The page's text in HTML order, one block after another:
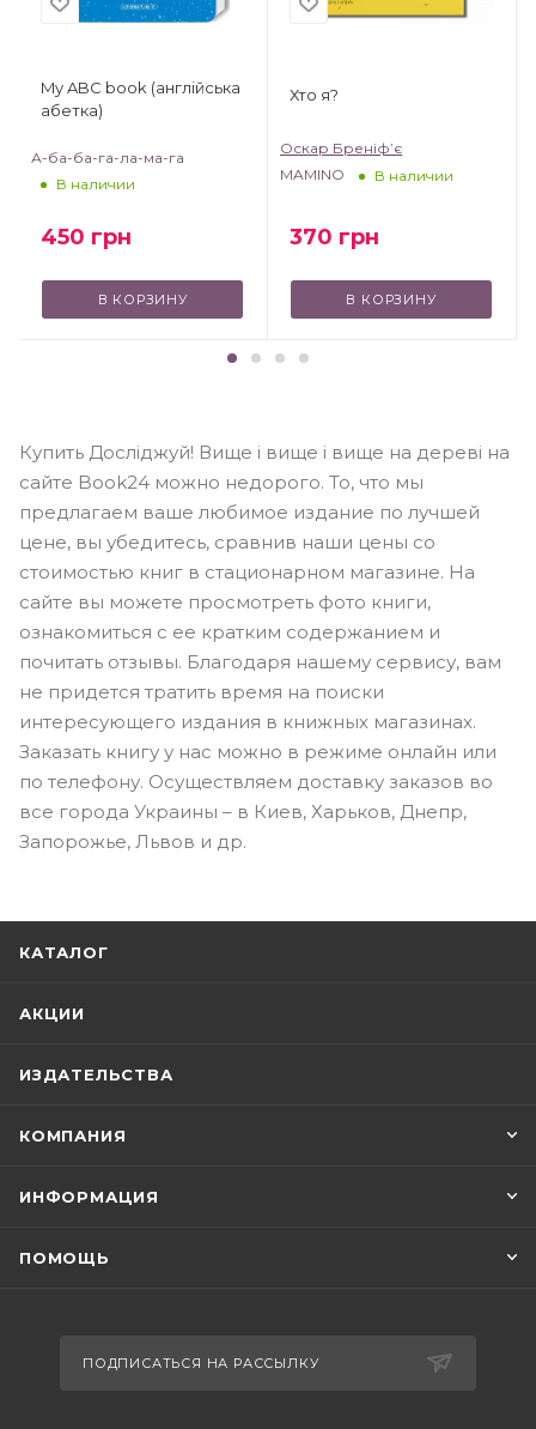
My ABC book (англійська
абетка)
А-ба-ба-га-ла-ма-га
В наличии
450 грн
В КОРЗИНУ
Хто я?
Оскар Бреніф’є
MAMINO
В наличии
370 грн
В КОРЗИНУ
Купить Досліджуй! Вище і вище і вище на дереві на
сайте Book24 можно недорого. То, что мы
предлагаем ваше любимое издание по лучшей
цене, вы убедитесь, сравнив наши цены со
стоимостью книг в стационарном магазине. На
сайте вы можете просмотреть фото книги,
ознакомиться с ее кратким содержанием и
почитать отзывы. Благодаря нашему сервису, вам
не придется тратить время на поиски
интересующего издания в книжных магазинах.
Заказать книгу у нас можно в режиме онлайн или
по телефону. Осуществляем доставку заказов во
все города Украины – в Киев, Харьков, Днепр,
Запорожье, Львов и др.
КАТАЛОГ
АКЦИИ
ИЗДАТЕЛЬСТВА
КОМПАНИЯ
ИНФОРМАЦИЯ
ПОМОЩЬ
ПОДПИСАТЬСЯ НА РАССЫЛКУ